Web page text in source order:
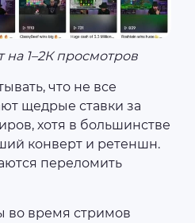
на 1–2К просмотров
что не все
щедрые ставки за
хотя в большинстве
конверт и ретеншн.
переломить
во время стримов